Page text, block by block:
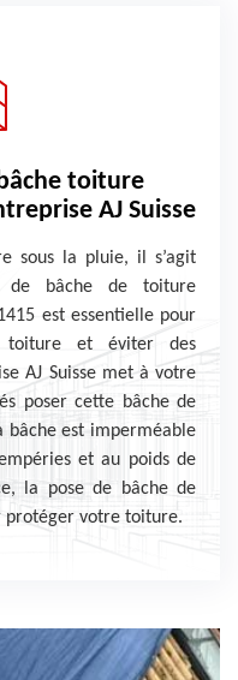
toiture
AJ Suisse
sous la pluie, il s’agit
de bâche de toiture
est essentielle pour
et éviter des
AJ Suisse met à votre
poser cette bâche de
bâche est imperméable
et au poids de
la pose de bâche de
protéger votre toiture.